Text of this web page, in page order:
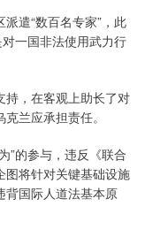
遣“数百名专家”，此
一国非法使用武力行
持，在客观上助长了对
兰应承担责任。
”的参与，违反《联合
图将针对关键基础设施
背国际人道法基本原